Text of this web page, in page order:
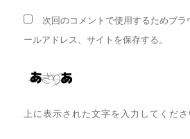
次回のコメントで使用するためブ
ールアドレス、サイトを保存する。
上に表示された文字を入力してくださ